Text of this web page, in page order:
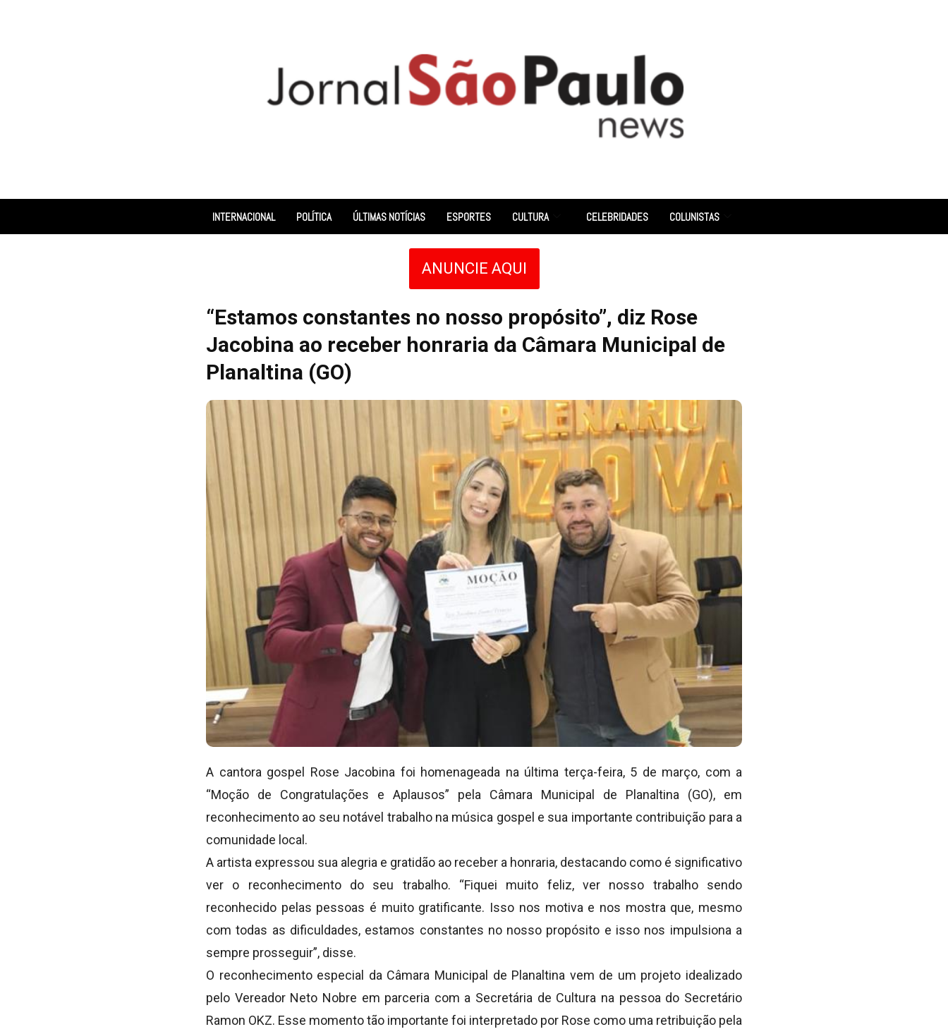
INTERNACIONAL POLÍTICA ÚLTIMAS NOTÍCIAS ESPORTES CULTURA CELEBRIDADES COLUNISTAS
ANUNCIE AQUI
“Estamos constantes no nosso propósito”, diz Rose
Jacobina ao receber honraria da Câmara Municipal de
Planaltina (GO)
A cantora gospel Rose Jacobina foi homenageada na última terça-feira, 5 de março, com a
“Moção de Congratulações e Aplausos” pela Câmara Municipal de Planaltina (GO), em
reconhecimento ao seu notável trabalho na música gospel e sua importante contribuição para a
comunidade local.
A artista expressou sua alegria e gratidão ao receber a honraria, destacando como é significativo
ver o reconhecimento do seu trabalho. “Fiquei muito feliz, ver nosso trabalho sendo
reconhecido pelas pessoas é muito gratificante. Isso nos motiva e nos mostra que, mesmo
com todas as dificuldades, estamos constantes no nosso propósito e isso nos impulsiona a
sempre prosseguir”, disse.
O reconhecimento especial da Câmara Municipal de Planaltina vem de um projeto idealizado
pelo Vereador Neto Nobre em parceria com a Secretária de Cultura na pessoa do Secretário
Ramon OKZ. Esse momento tão importante foi interpretado por Rose como uma retribuição pela